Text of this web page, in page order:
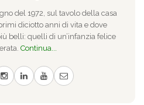
del 1972, sul tavolo della casa
diciotto anni di vita e dove
belli: quelli di un’infanzia felice
Continua...